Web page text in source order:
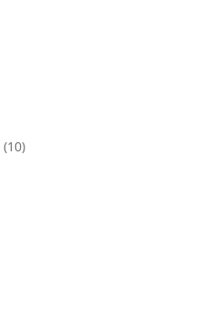
(10)